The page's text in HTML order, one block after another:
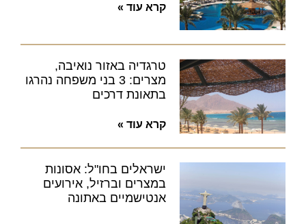
קרא עוד »
טרגדיה באזור נואיבה,
מצרים: 3 בני משפחה נהרגו
בתאונת דרכים
קרא עוד »
ישראלים בחו"ל: אסונות
במצרים וברזיל, אירועים
אנטישמיים באתונה